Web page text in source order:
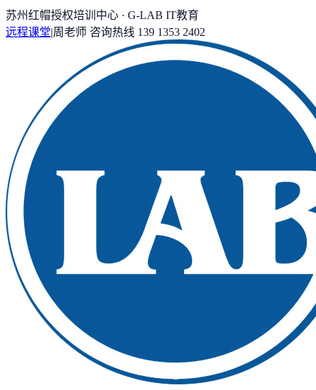
苏州红帽授权培训中心 · G-LAB IT教育
远程课堂|周老师 咨询热线 139 1353 2402